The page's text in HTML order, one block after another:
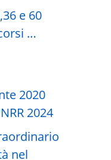
e 60
…
nel